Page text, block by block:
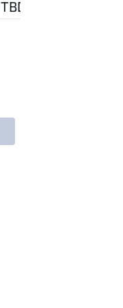
TBD